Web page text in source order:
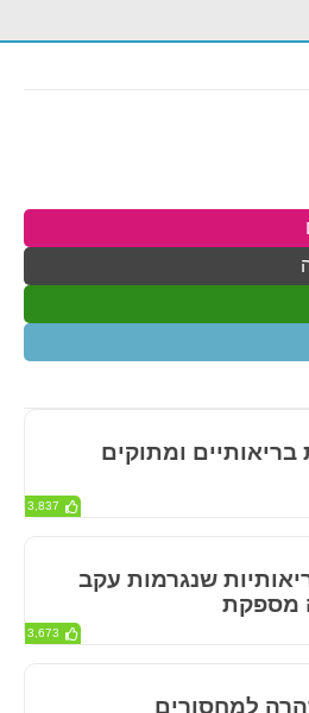
בריאותיים ומתוקים
3,837
שנגרמות עקב
מספקת
3,673
למחסורים